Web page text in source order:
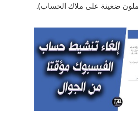
ضغينة على ملاك الحساب).